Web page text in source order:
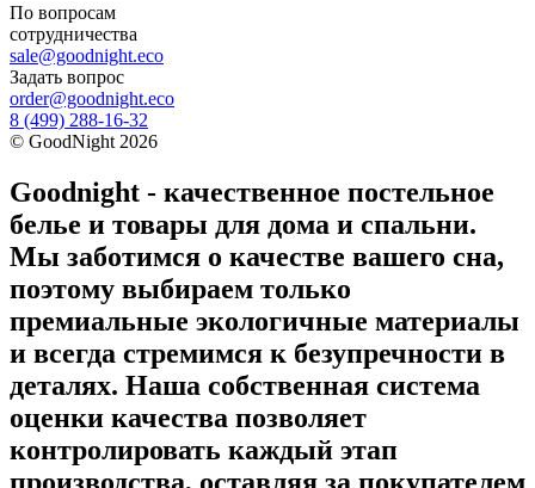
По вопросам
сотрудничества
sale@goodnight.eco
Задать вопрос
order@goodnight.eco
8 (499) 288-16-32
© GoodNight 2026
Goodnight - качественное постельное
белье и товары для дома и спальни.
Мы заботимся о качестве вашего сна,
поэтому выбираем только
премиальные экологичные материалы
и всегда стремимся к безупречности в
деталях. Наша собственная система
оценки качества позволяет
контролировать каждый этап
производства, оставляя за покупателем